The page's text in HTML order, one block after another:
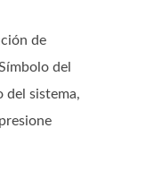
de
del
del sistema,